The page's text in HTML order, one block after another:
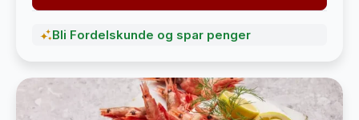
Bli Fordelskunde og spar penger